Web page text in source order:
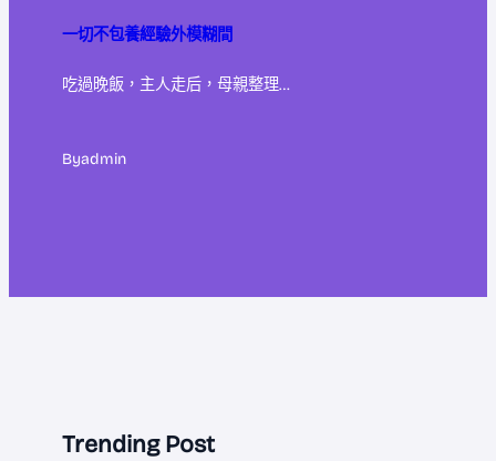
一切不包養經驗外模糊間
吃過晚飯，主人走后，母親整理…
Byadmin
Trending Post